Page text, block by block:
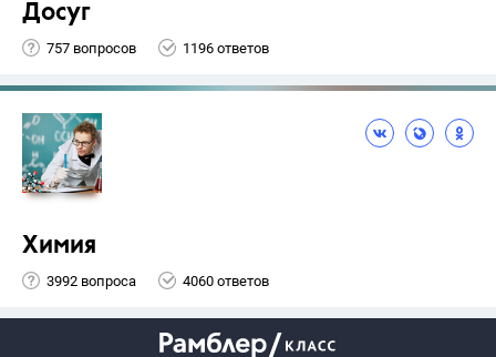
Досуг
757 вопросов 1196 ответов
Химия
3992 вопроса 4060 ответов